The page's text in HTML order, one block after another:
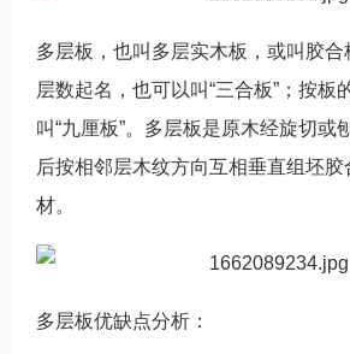
多层板，也叫多层实木板，或叫胶
层数起名，也可以叫“三合板”；按板
叫“九厘板”。多层板是原木经旋切或
后按相邻层木纹方向互相垂直组坯胶
材。
多层板优缺点分析：